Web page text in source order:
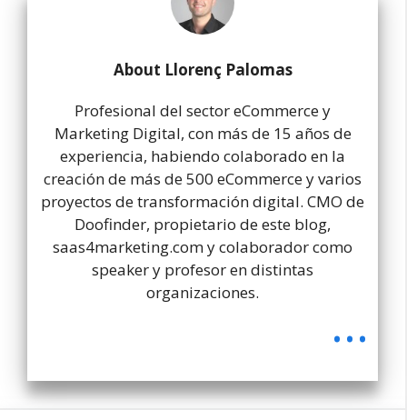
About Llorenç Palomas
Profesional del sector eCommerce y
Marketing Digital, con más de 15 años de
experiencia, habiendo colaborado en la
creación de más de 500 eCommerce y varios
proyectos de transformación digital. CMO de
Doofinder, propietario de este blog,
saas4marketing.com y colaborador como
speaker y profesor en distintas
organizaciones.
...